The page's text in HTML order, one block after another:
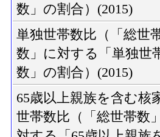
数」の割合）(2015)
単独世帯数比（「総世
数」に対する「単独世
数」の割合）(2015)
65歳以上親族を含む核
世帯数比（「総世帯数